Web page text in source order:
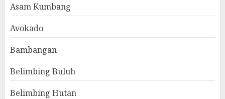
Asam Kumbang
Avokado
Bambangan
Belimbing Buluh
Belimbing Hutan